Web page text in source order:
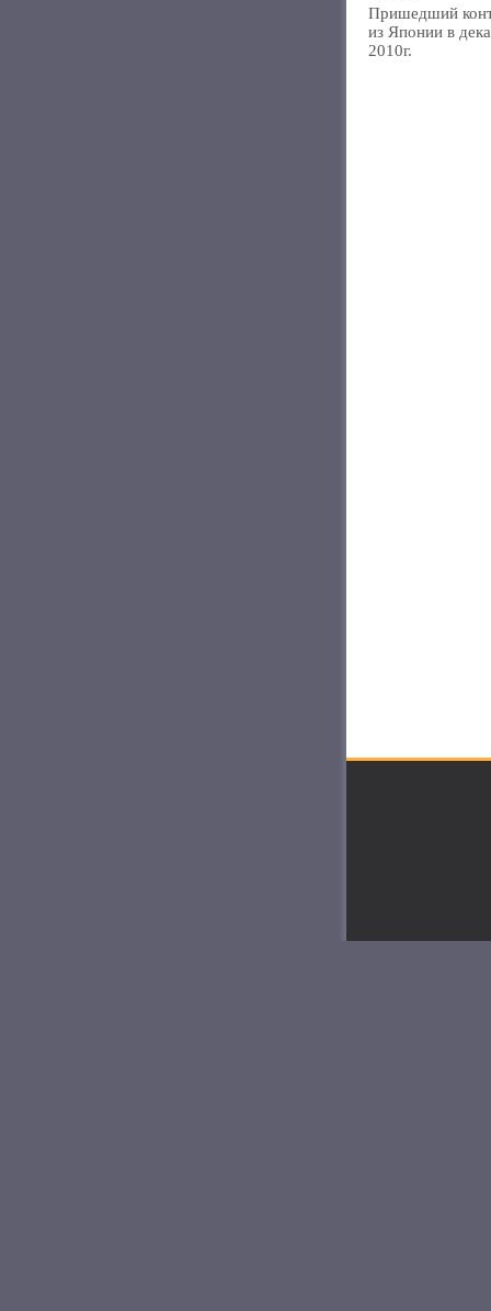
Пришедший
из Японии в
2010г.